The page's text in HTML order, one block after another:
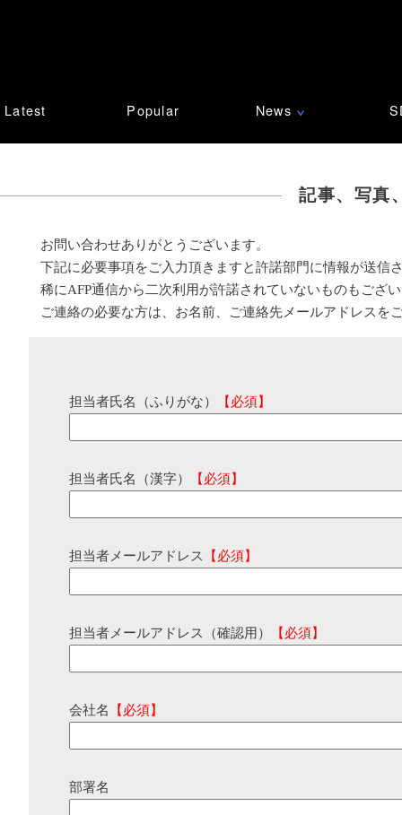
Latest Popular News ∨
記事、写真
お問い合わせありがとうございます。
下記に必要事項をご入力頂きますと許諾部門に情報が送信
稀にAFP通信から二次利用が許諾されていないものもござ
ご連絡の必要な方は、お名前、ご連絡先メールアドレスを
担当者氏名（ふりがな） 【必須】
担当者氏名（漢字） 【必須】
担当者メールアドレス 【必須】
担当者メールアドレス（確認用） 【必須】
会社名 【必須】
部署名